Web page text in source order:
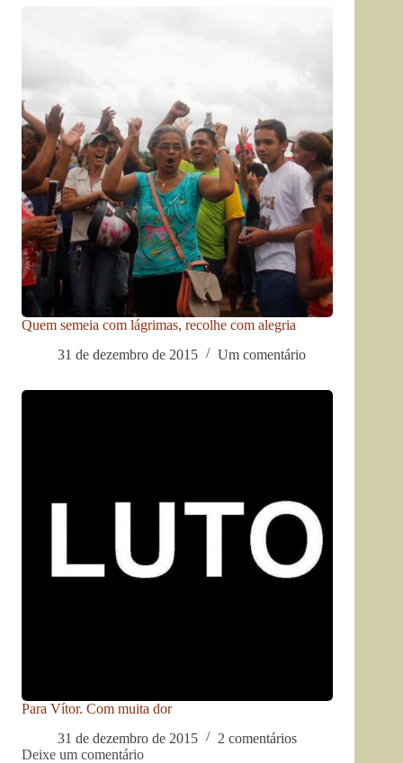
Quem semeia com lágrimas, recolhe com alegria
31 de dezembro de 2015
Um comentário
Para Vítor. Com muita dor
31 de dezembro de 2015
2 comentários
Deixe um comentário